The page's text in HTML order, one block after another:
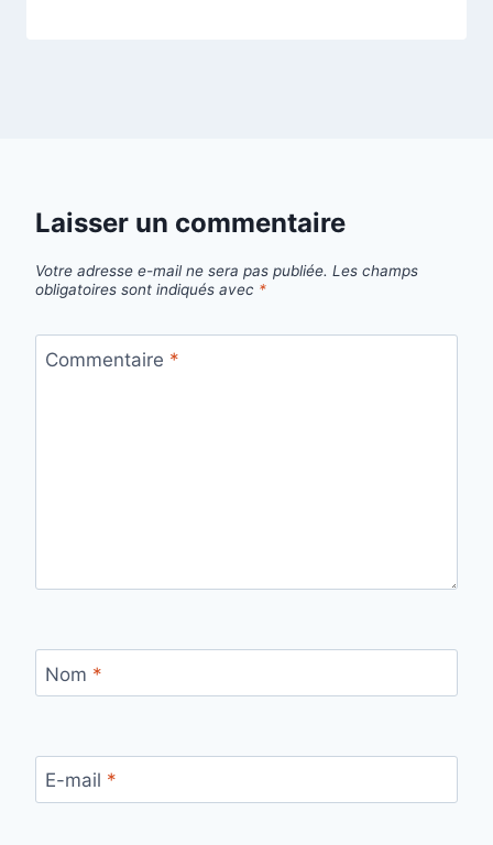
Laisser un commentaire
Votre adresse e-mail ne sera pas publiée. Les champs
obligatoires sont indiqués avec *
Commentaire *
Nom *
E-mail *